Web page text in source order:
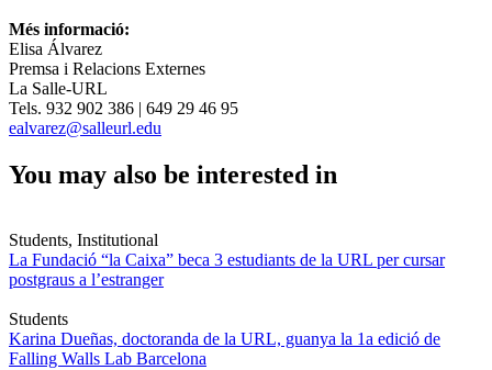
Més informació:
Elisa Álvarez
Premsa i Relacions Externes
La Salle-URL
Tels. 932 902 386 | 649 29 46 95
ealvarez@salleurl.edu
You may also be interested in
Students, Institutional
La Fundació “la Caixa” beca 3 estudiants de la URL per cursar
postgraus a l’estranger
Students
Karina Dueñas, doctoranda de la URL, guanya la 1a edició de
Falling Walls Lab Barcelona